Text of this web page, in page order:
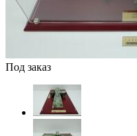
Под заказ